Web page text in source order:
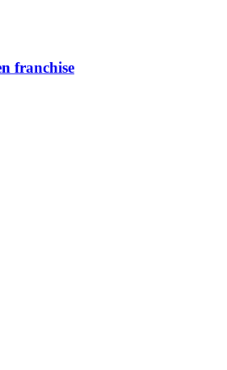
franchise